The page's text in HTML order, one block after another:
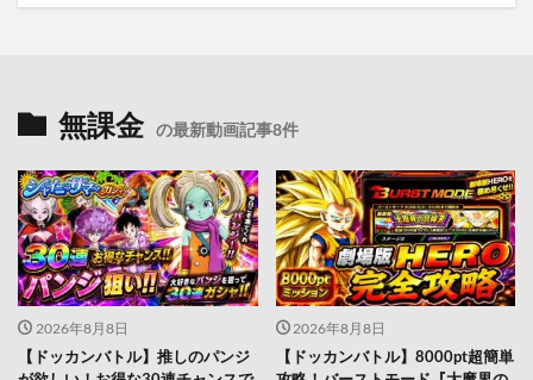
無課金 の最新動画記事8件
2026年8月8日
【ドッカンバトル】推しのパンジ
2026年8月8日
【ドッカンバトル】8000pt超簡単